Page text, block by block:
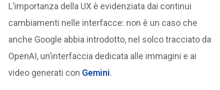
L’importanza della UX è evidenziata dai continui
cambiamenti nelle interfacce: non è un caso che
anche Google abbia introdotto, nel solco tracciato da
OpenAI, un’interfaccia dedicata alle immagini e ai
video generati con Gemini.